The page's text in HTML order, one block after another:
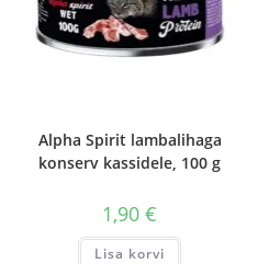
Alpha Spirit lambalihaga
konserv kassidele, 100 g
1,90€
Lisa korvi